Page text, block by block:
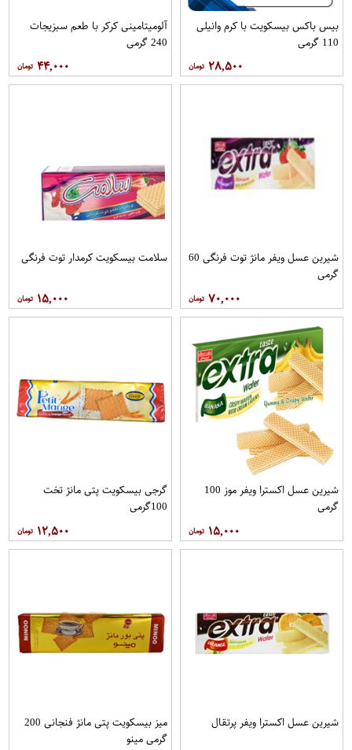
بیس باکس بیسکویت با کرم وانیلی
110 گرمی
۲۸,۵۰۰
آلومیتامینی کرکر با طعم سبزیجات
240 گرمی
۴۴,۰۰۰
شیرین عسل ویفر مانژ توت فرنگی 60
گرمی
۷۰,۰۰۰
سلامت بیسکویت کرمدار توت فرنگی
۱۵,۰۰۰
شیرین عسل اکسترا ویفر موز 100
گرمی
۱۵,۰۰۰
گرجی بیسکویت پتی مانژ تخت
100گرمی
۱۲,۵۰۰
شیرین عسل اکسترا ویفر پرتقال
میز بیسکویت پتی مانژ فنجانی 200
گرمی مینو